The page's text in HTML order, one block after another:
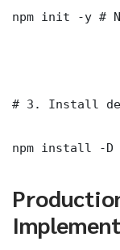
npm init -y #
# 3. Install
npm install -D